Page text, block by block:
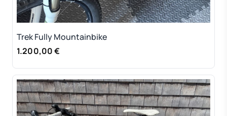
Trek Fully Mountainbike
1.200,00 €